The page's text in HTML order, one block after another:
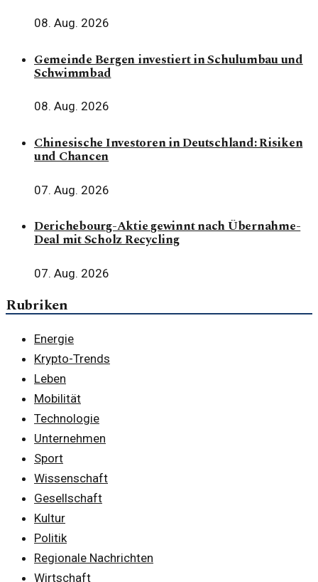
08. Aug. 2026
Gemeinde Bergen investiert in Schulumbau und
Schwimmbad
08. Aug. 2026
Chinesische Investoren in Deutschland: Risiken
und Chancen
07. Aug. 2026
Derichebourg-Aktie gewinnt nach Übernahme-
Deal mit Scholz Recycling
07. Aug. 2026
Rubriken
Energie
Krypto-Trends
Leben
Mobilität
Technologie
Unternehmen
Sport
Wissenschaft
Gesellschaft
Kultur
Politik
Regionale Nachrichten
Wirtschaft